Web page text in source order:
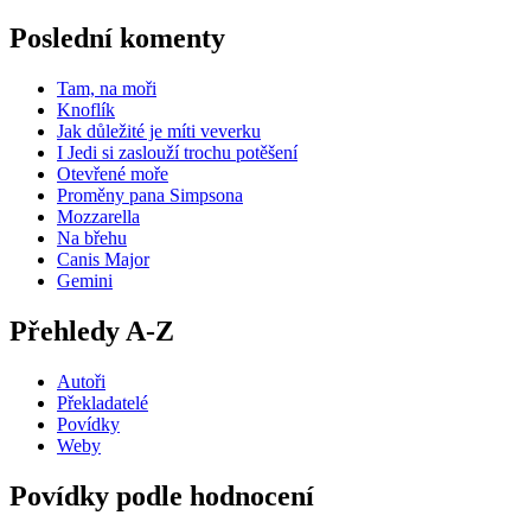
Poslední komenty
Tam, na moři
Knoflík
Jak důležité je míti veverku
I Jedi si zaslouží trochu potěšení
Otevřené moře
Proměny pana Simpsona
Mozzarella
Na břehu
Canis Major
Gemini
Přehledy A-Z
Autoři
Překladatelé
Povídky
Weby
Povídky podle hodnocení